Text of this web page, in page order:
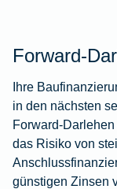
Forward-
Ihre
in den nächsten
Forward-
das Risiko von
günstigen Zinsen